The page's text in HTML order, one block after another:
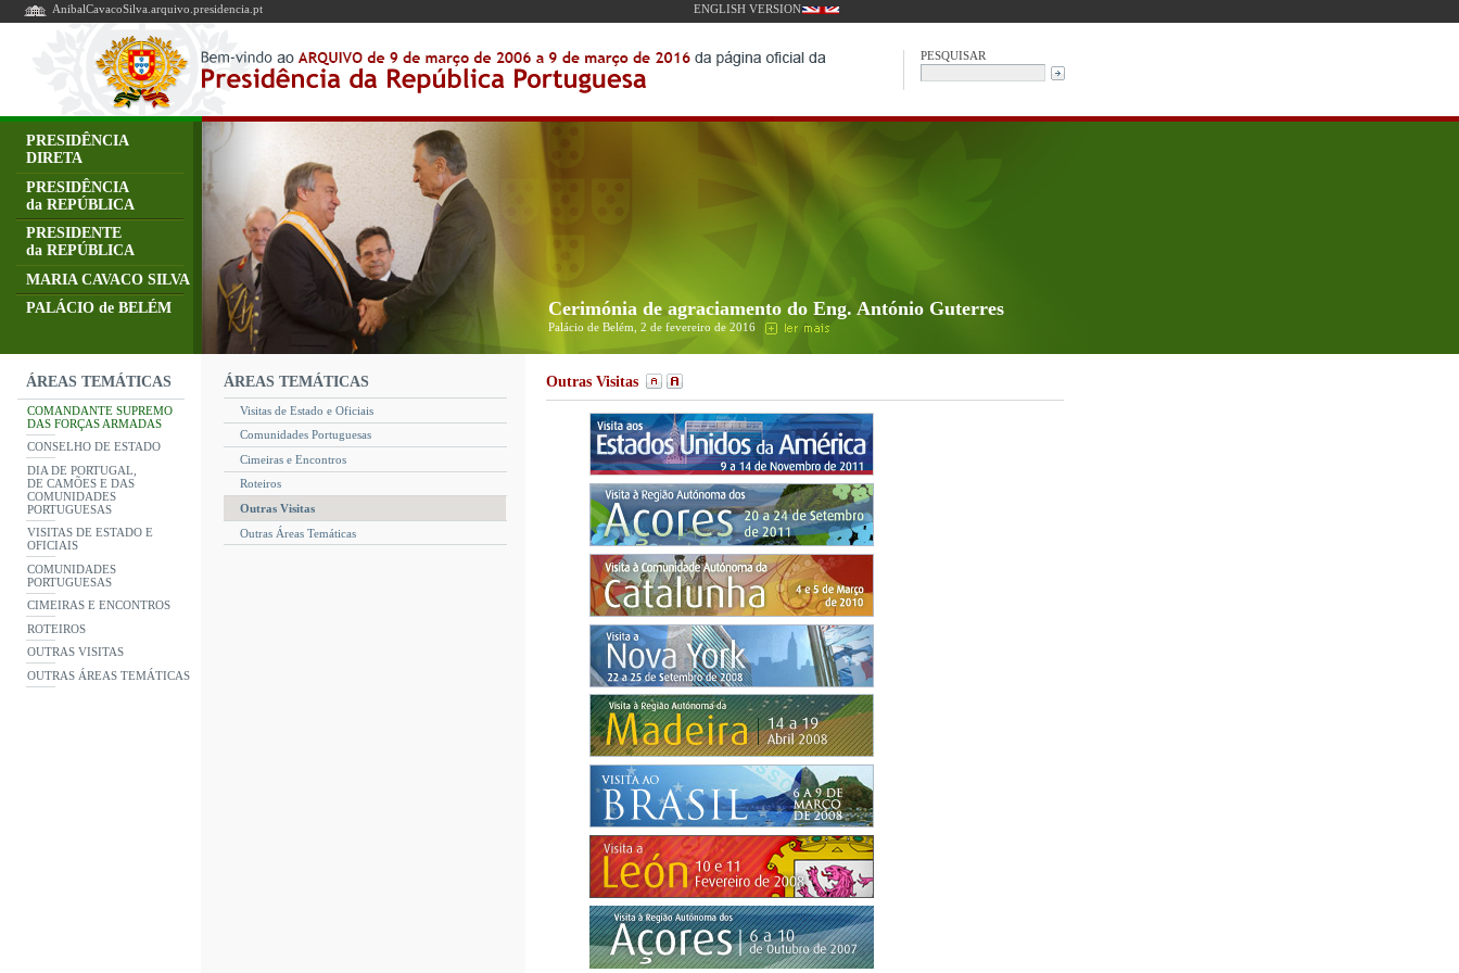
AnibalCavacoSilva.arquivo.presidencia.pt ENGLISH VERSION
PESQUISAR
PRESIDÊNCIA
DIRETA
PRESIDÊNCIA
da REPÚBLICA
PRESIDENTE
da REPÚBLICA
MARIA CAVACO SILVA
PALÁCIO de BELÉM
Cerimónia de agraciamento do Eng. António Guterres
Palácio de Belém, 2 de fevereiro de 2016
ÁREAS TEMÁTICAS
COMANDANTE SUPREMO
DAS FORÇAS ARMADAS
CONSELHO DE ESTADO
DIA DE PORTUGAL,
DE CAMÕES E DAS
COMUNIDADES
PORTUGUESAS
VISITAS DE ESTADO E
OFICIAIS
COMUNIDADES
PORTUGUESAS
CIMEIRAS E ENCONTROS
ROTEIROS
OUTRAS VISITAS
OUTRAS ÁREAS TEMÁTICAS
ÁREAS TEMÁTICAS
Visitas de Estado e Oficiais
Comunidades Portuguesas
Cimeiras e Encontros
Roteiros
Outras Visitas
Outras Áreas Temáticas
Outras Visitas